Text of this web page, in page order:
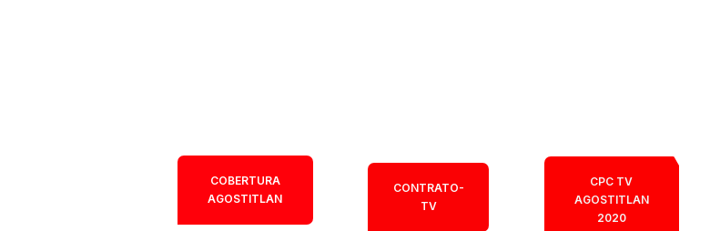
COBERTURA
AGOSTITLAN
CONTRATO-
TV
CPC TV
AGOSTITLAN
2020